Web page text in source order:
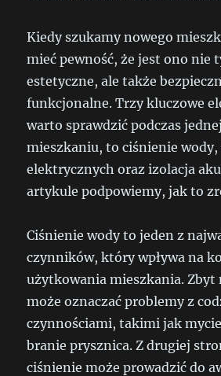
Kiedy szukamy nowego
mieć pewność, że jest ono nie
estetyczne, ale także
funkcjonalne. Trzy kluczowe
warto sprawdzić podczas
mieszkaniu, to ciśnienie
elektrycznych oraz izolacja
artykule podpowiemy, jak to
Ciśnienie wody to jeden z
czynników, który wpływa na
użytkowania mieszkania. Zbyt
może oznaczać problemy z
czynnościami, takimi jak
branie prysznica. Z drugiej
ciśnienie może prowadzić do